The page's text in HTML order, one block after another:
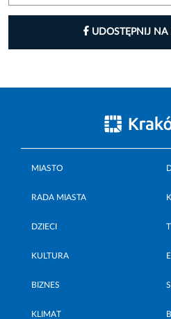
UDOSTĘPNIJ NA
MIASTO
RADA MIASTA
DZIECI
KULTURA
BIZNES
KLIMAT